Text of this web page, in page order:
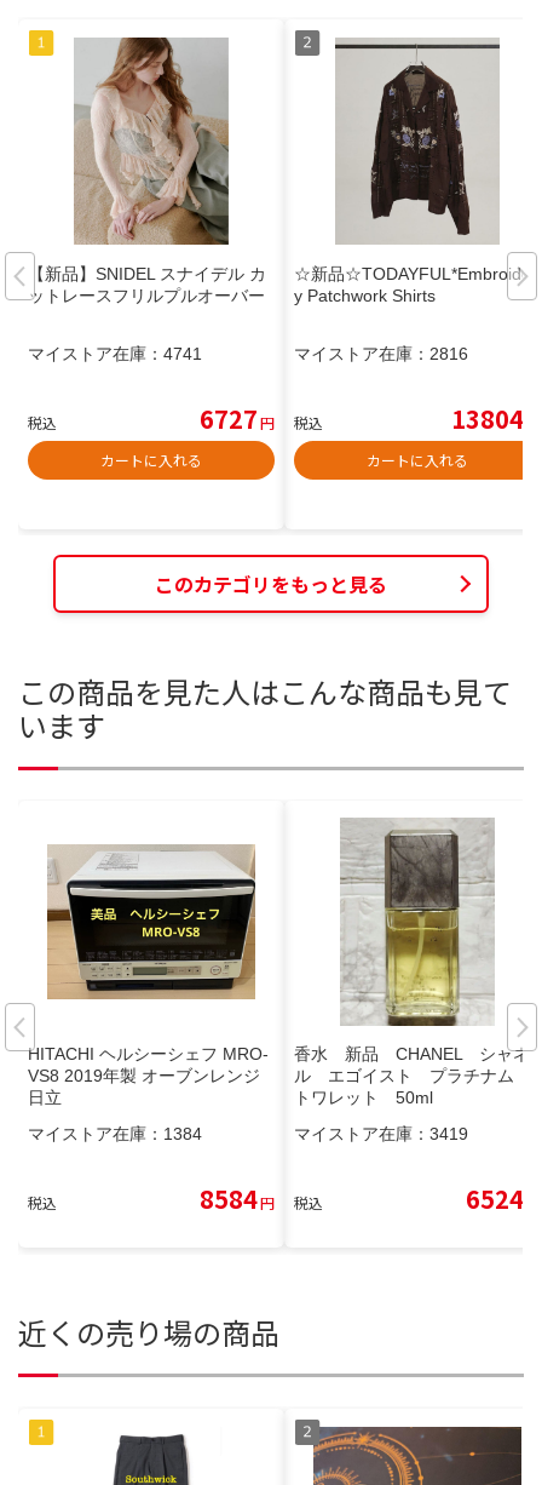
【新品】SNIDEL スナイデル カ
ットレースフリルプルオーバー
マイストア在庫： 4741
税込 6727円
カートに入れる
☆新品☆TODAYFUL*Embroider
y Patchwork Shirts
マイストア在庫： 2816
税込 13804
カートに入れる
このカテゴリをもっと見る
この商品を見た人はこんな商品も見て
います
HITACHI ヘルシーシェフ MRO-
VS8 2019年製 オーブンレンジ
日立
マイストア在庫： 1384
税込 8584円
香水 新品 CHANEL シャネ
ル エゴイスト プラチナム
トワレット 50ml
マイストア在庫： 3419
税込 6524
近くの売り場の商品